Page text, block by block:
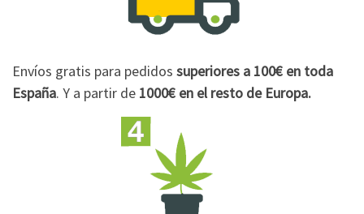
Envíos gratis para pedidos superiores a 100€ en toda
España. Y a partir de 1000€ en el resto de Europa.